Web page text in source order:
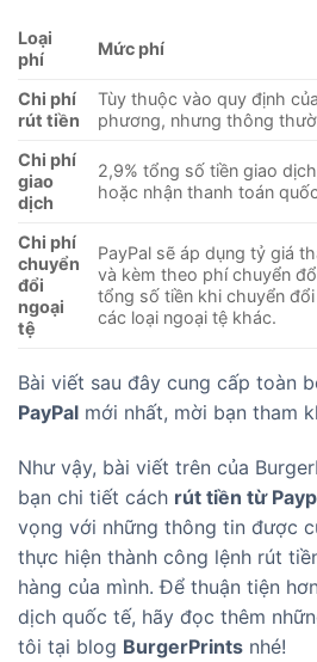
Loại
phí
Mức phí
Chi phí
rút tiền
Tùy thuộc vào quy định
phương, nhưng thông
Chi phí
giao
dịch
2,9% tổng số tiền giao
hoặc nhận thanh toán
Chi phí
chuyển
đổi
ngoại
tệ
PayPal sẽ áp dụng tỷ giá
và kèm theo phí chuyển
tổng số tiền khi chuyển
các loại ngoại tệ khác.
Bài viết sau đây cung cấp toàn
PayPal mới nhất, mời bạn tham
Như vậy, bài viết trên của
bạn chi tiết cách rút tiền từ
vọng với những thông tin được
thực hiện thành công lệnh rút
hàng của mình. Để thuận tiện
dịch quốc tế, hãy đọc thêm
tôi tại blog BurgerPrints nhé!